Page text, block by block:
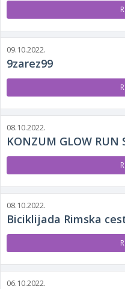
09.10.2022.
9zarez99
08.10.2022.
KONZUM GLOW RUN
08.10.2022.
Biciklijada Rimska
06.10.2022.